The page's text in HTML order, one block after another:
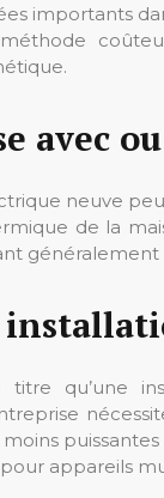
importants
avec
neuve
de la
généralement
qu’une
appareils